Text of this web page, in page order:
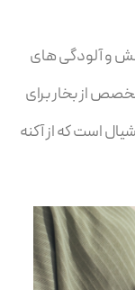
و آلودگی های
از بخار برای
است که از آکنه